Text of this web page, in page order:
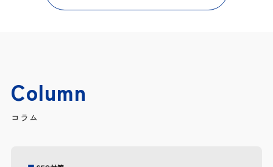
Column
コラム